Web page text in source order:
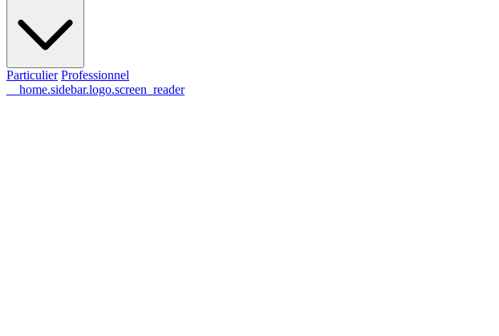
Particulier Professionnel
__home.sidebar.logo.screen_reader